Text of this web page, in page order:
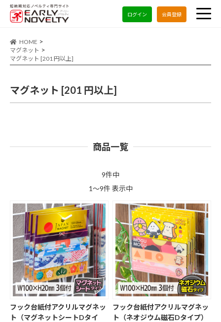
ログイン 会員登録
HOME
マグネット
マグネット [201 円以上]
マグネット [201 円以上]
商品一覧
9件中
1～9件 表示中
フック台紙付アクリルマグネッ
ト（マグネットシートDタイ
フック台紙付アクリルマグネッ
ト（ネオジウム磁石Dタイプ）